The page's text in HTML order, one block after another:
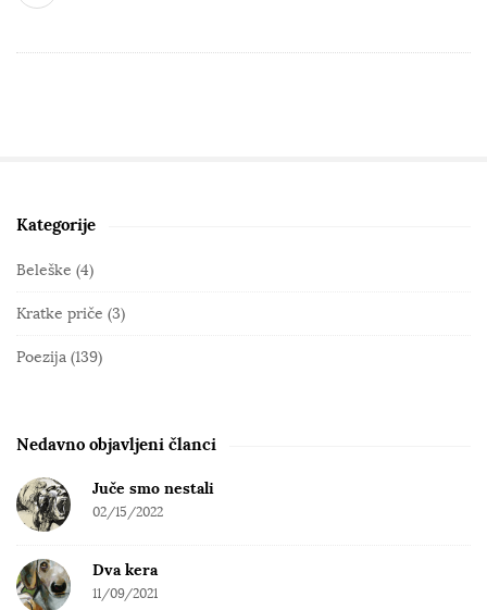
S
i
e
S
e
a
r
Kategorije
Beleške (4)
Kratke priče (3)
Poezija (139)
Nedavno objavljeni članci
Juče smo nestali
02/15/2022
Dva kera
11/09/2021